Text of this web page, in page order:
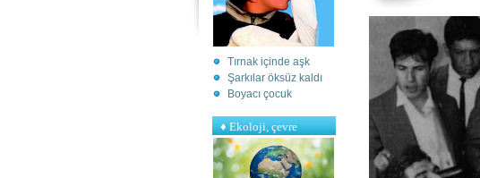
Tırnak içinde aşk
Şarkılar öksüz kaldı
Boyacı çocuk
♦Ekoloji, çevre